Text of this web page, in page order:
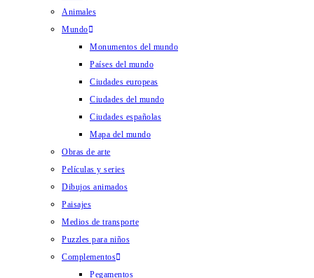
Animales
Mundo
Monumentos del mundo
Países del mundo
Ciudades europeas
Ciudades del mundo
Ciudades españolas
Mapa del mundo
Obras de arte
Películas y series
Dibujos animados
Paisajes
Medios de transporte
Puzzles para niños
Complementos
Pegamentos